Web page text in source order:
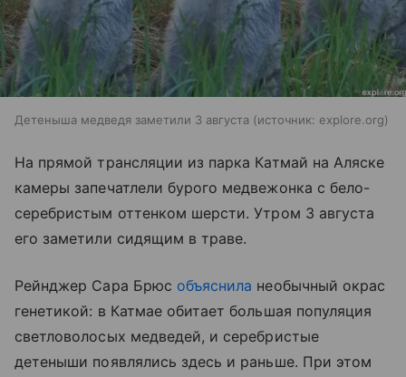
Детеныша медведя заметили 3 августа источник: explore.org
На прямой трансляции из парка Катмай на Аляске
камеры запечатлели бурого медвежонка с бело-
серебристым оттенком шерсти. Утром 3 августа
его заметили сидящим в траве.
Рейнджер Сара Брюс объяснила необычный окрас
генетикой: в Катмае обитает большая популяция
светловолосых медведей, и серебристые
детеныши появлялись здесь и раньше. При этом